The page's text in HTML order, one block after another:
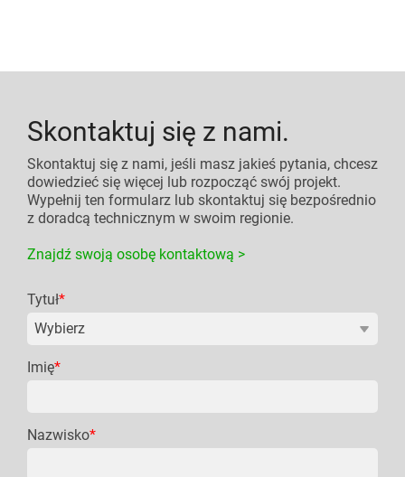
Skontaktuj się z nami.
Skontaktuj się z nami, jeśli masz jakieś pytania, chcesz
dowiedzieć się więcej lub rozpocząć swój projekt.
Wypełnij ten formularz lub skontaktuj się bezpośrednio
z doradcą technicznym w swoim regionie.
Znajdź swoją osobę kontaktową >
Tytuł*
Imię*
Nazwisko*